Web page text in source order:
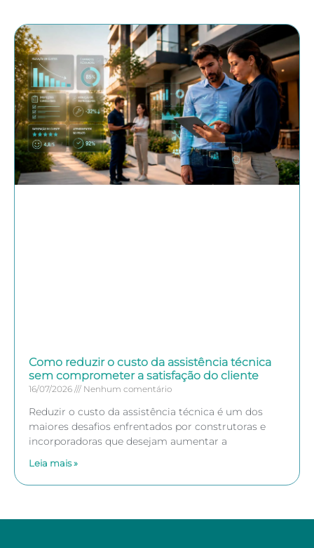
Como reduzir o custo da assistência técnica
sem comprometer a satisfação do cliente
16/07/2026 Nenhum comentário
Reduzir o custo da assistência técnica é um dos
maiores desafios enfrentados por construtoras e
incorporadoras que desejam aumentar a
Leia mais »